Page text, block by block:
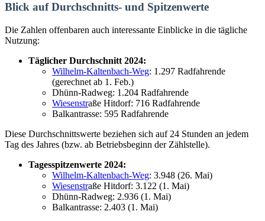
Blick auf Durchschnitts- und Spitzenwerte
Die Zahlen offenbaren auch interessante Einblicke in die tägliche
Nutzung:
Täglicher Durchschnitt 2024:
Wilhelm-Kaltenbach-Weg: 1.297 Radfahrende
(gerechnet ab 1. Feb.)
Dhünn-Radweg: 1.204 Radfahrende
Wiesenstraße Hitdorf: 716 Radfahrende
Balkantrasse: 595 Radfahrende
Diese Durchschnittswerte beziehen sich auf 24 Stunden an jedem
Tag des Jahres (bzw. ab Betriebsbeginn der Zählstelle).
Tagesspitzenwerte 2024:
Wilhelm-Kaltenbach-Weg: 3.948 (26. Mai)
Wiesenstraße Hitdorf: 3.122 (1. Mai)
Dhünn-Radweg: 2.936 (1. Mai)
Balkantrasse: 2.403 (1. Mai)